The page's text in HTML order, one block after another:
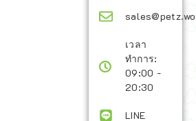
เวลา
ทำการ:
09:00 -
20:30
LINE